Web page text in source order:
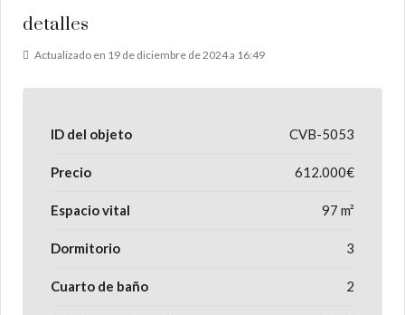
detalles
Actualizado en 19 de diciembre de 2024 a 16:49
ID del objeto CVB-5053
Precio 612.000€
Espacio vital 97 m²
Dormitorio 3
Cuarto de baño 2